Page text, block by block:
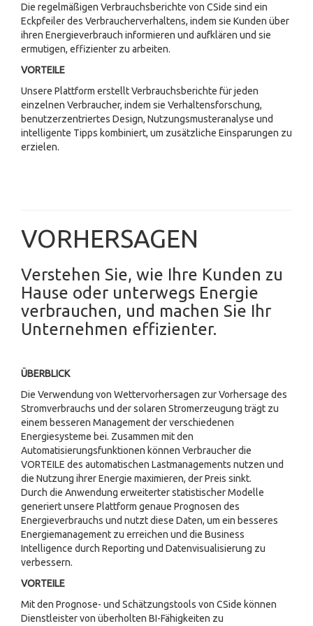
Die regelmäßigen Verbrauchsberichte von CSide sind ein
Eckpfeiler des Verbraucherverhaltens, indem sie Kunden über
ihren Energieverbrauch informieren und aufklären und sie
ermutigen, effizienter zu arbeiten.
VORTEILE
Unsere Plattform erstellt Verbrauchsberichte für jeden
einzelnen Verbraucher, indem sie Verhaltensforschung,
benutzerzentriertes Design, Nutzungsmusteranalyse und
intelligente Tipps kombiniert, um zusätzliche Einsparungen zu
erzielen.
VORHERSAGEN
Verstehen Sie, wie Ihre Kunden zu
Hause oder unterwegs Energie
verbrauchen, und machen Sie Ihr
Unternehmen effizienter.
ÜBERBLICK
Die Verwendung von Wettervorhersagen zur Vorhersage des
Stromverbrauchs und der solaren Stromerzeugung trägt zu
einem besseren Management der verschiedenen
Energiesysteme bei. Zusammen mit den
Automatisierungsfunktionen können Verbraucher die
VORTEILE des automatischen Lastmanagements nutzen und
die Nutzung ihrer Energie maximieren, der Preis sinkt.
Durch die Anwendung erweiterter statistischer Modelle
generiert unsere Plattform genaue Prognosen des
Energieverbrauchs und nutzt diese Daten, um ein besseres
Energiemanagement zu erreichen und die Business
Intelligence durch Reporting und Datenvisualisierung zu
verbessern.
VORTEILE
Mit den Prognose- und Schätzungstools von CSide können
Dienstleister von überholten BI-Fähigkeiten zu